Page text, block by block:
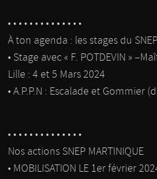
• • • • • • • • • • • • • •
À ton agenda : les stages du
• Stage avec « F. POTDEVIN »
Lille : 4 et 5 Mars 2024
• A.P.P.N : Escalade et Gommier
• • • • • • • • • • • • • •
Nos actions SNEP MARTINIQUE
• MOBILISATION LE 1er février